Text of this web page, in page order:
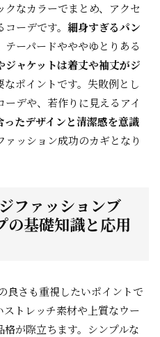
なカラーでまとめ、アクセ
ーデです。 細身すぎるパン
テーパードやややゆとりある
ジャケットは着丈や袖丈がジ
なポイントです。失敗例とし
デや、若作りに見えるアイ
ったデザインと清潔感を意識
ッション成功のカギとなり
ファッションブ
の基礎知識と応用
良さも重視したいポイントで
トレッチ素材や上質なウー
が際立ちます。シンプルな